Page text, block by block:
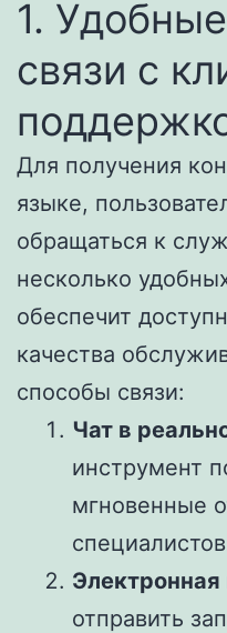
1.
связи с
Для получения
языке,
обращаться к
несколько
обеспечит
качества
способы связи:
Чат в
инструмент
мгновенные
Электронная
отправить